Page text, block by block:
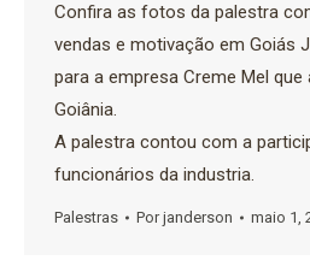
Confira as fotos da palestra
vendas e motivação em Goiás
para a empresa Creme Mel
Goiânia.
A palestra contou com a
funcionários da industria.
Palestras Porjanderson maio 1,